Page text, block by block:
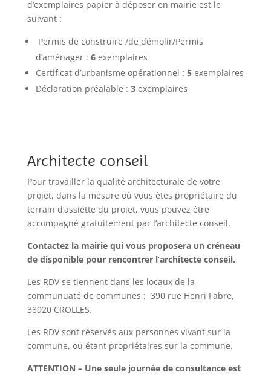
d’exemplaires papier à déposer en mairie est le
suivant :
Permis de construire /de démolir/Permis
d’aménager : 6exemplaires
Certificat d’urbanisme opérationnel : 5exemplaires
Déclaration préalable : 3exemplaires
Architecte conseil
Pour travailler la qualité architecturale de votre
projet, dans la mesure où vous êtes propriétaire du
terrain d’assiette du projet, vous pouvez être
accompagné gratuitement par l’architecte conseil.
Contactez la mairie qui vous proposera un créneau
de disponible pour rencontrer l’architecte conseil.
Les RDV se tiennent dans les locaux de la
communuaté de communes : 390 rue Henri Fabre,
38920 CROLLES.
Les RDV sont réservés aux personnes vivant sur la
commune, ou étant propriétaires sur la commune.
ATTENTION – Une seule journée de consultance est